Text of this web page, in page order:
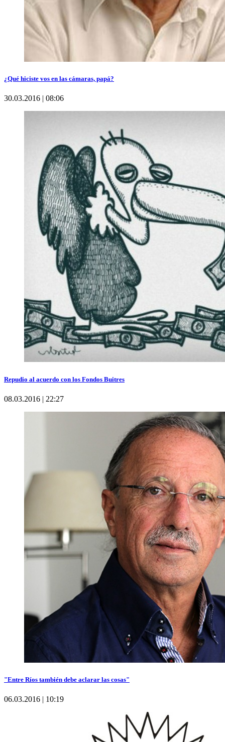
¿Qué hiciste vos en las cámaras, papá?
30.03.2016 | 08:06
Repudio al acuerdo con los Fondos Buitres
08.03.2016 | 22:27
"Entre Ríos también debe aclarar las cosas"
06.03.2016 | 10:19